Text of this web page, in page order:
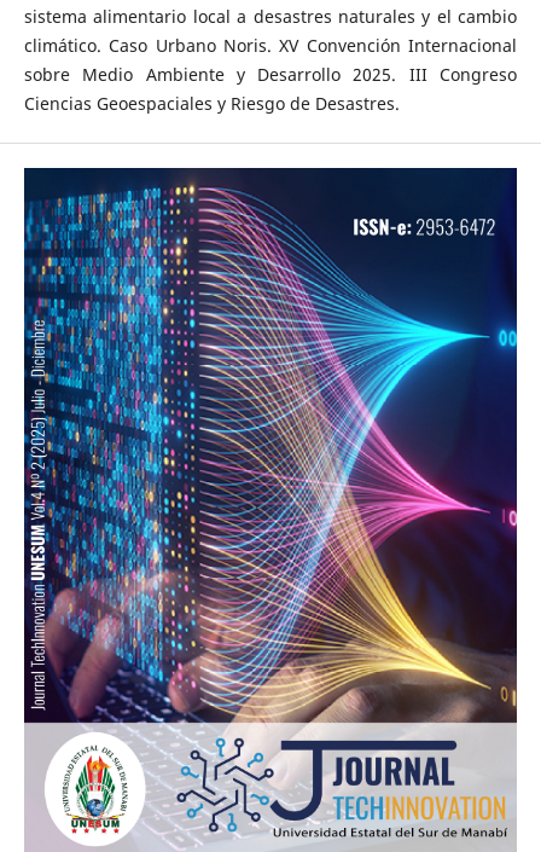
sistema alimentario local a desastres naturales y el cambio
climático. Caso Urbano Noris. XV Convención Internacional
sobre Medio Ambiente y Desarrollo 2025. III Congreso
Ciencias Geoespaciales y Riesgo de Desastres.